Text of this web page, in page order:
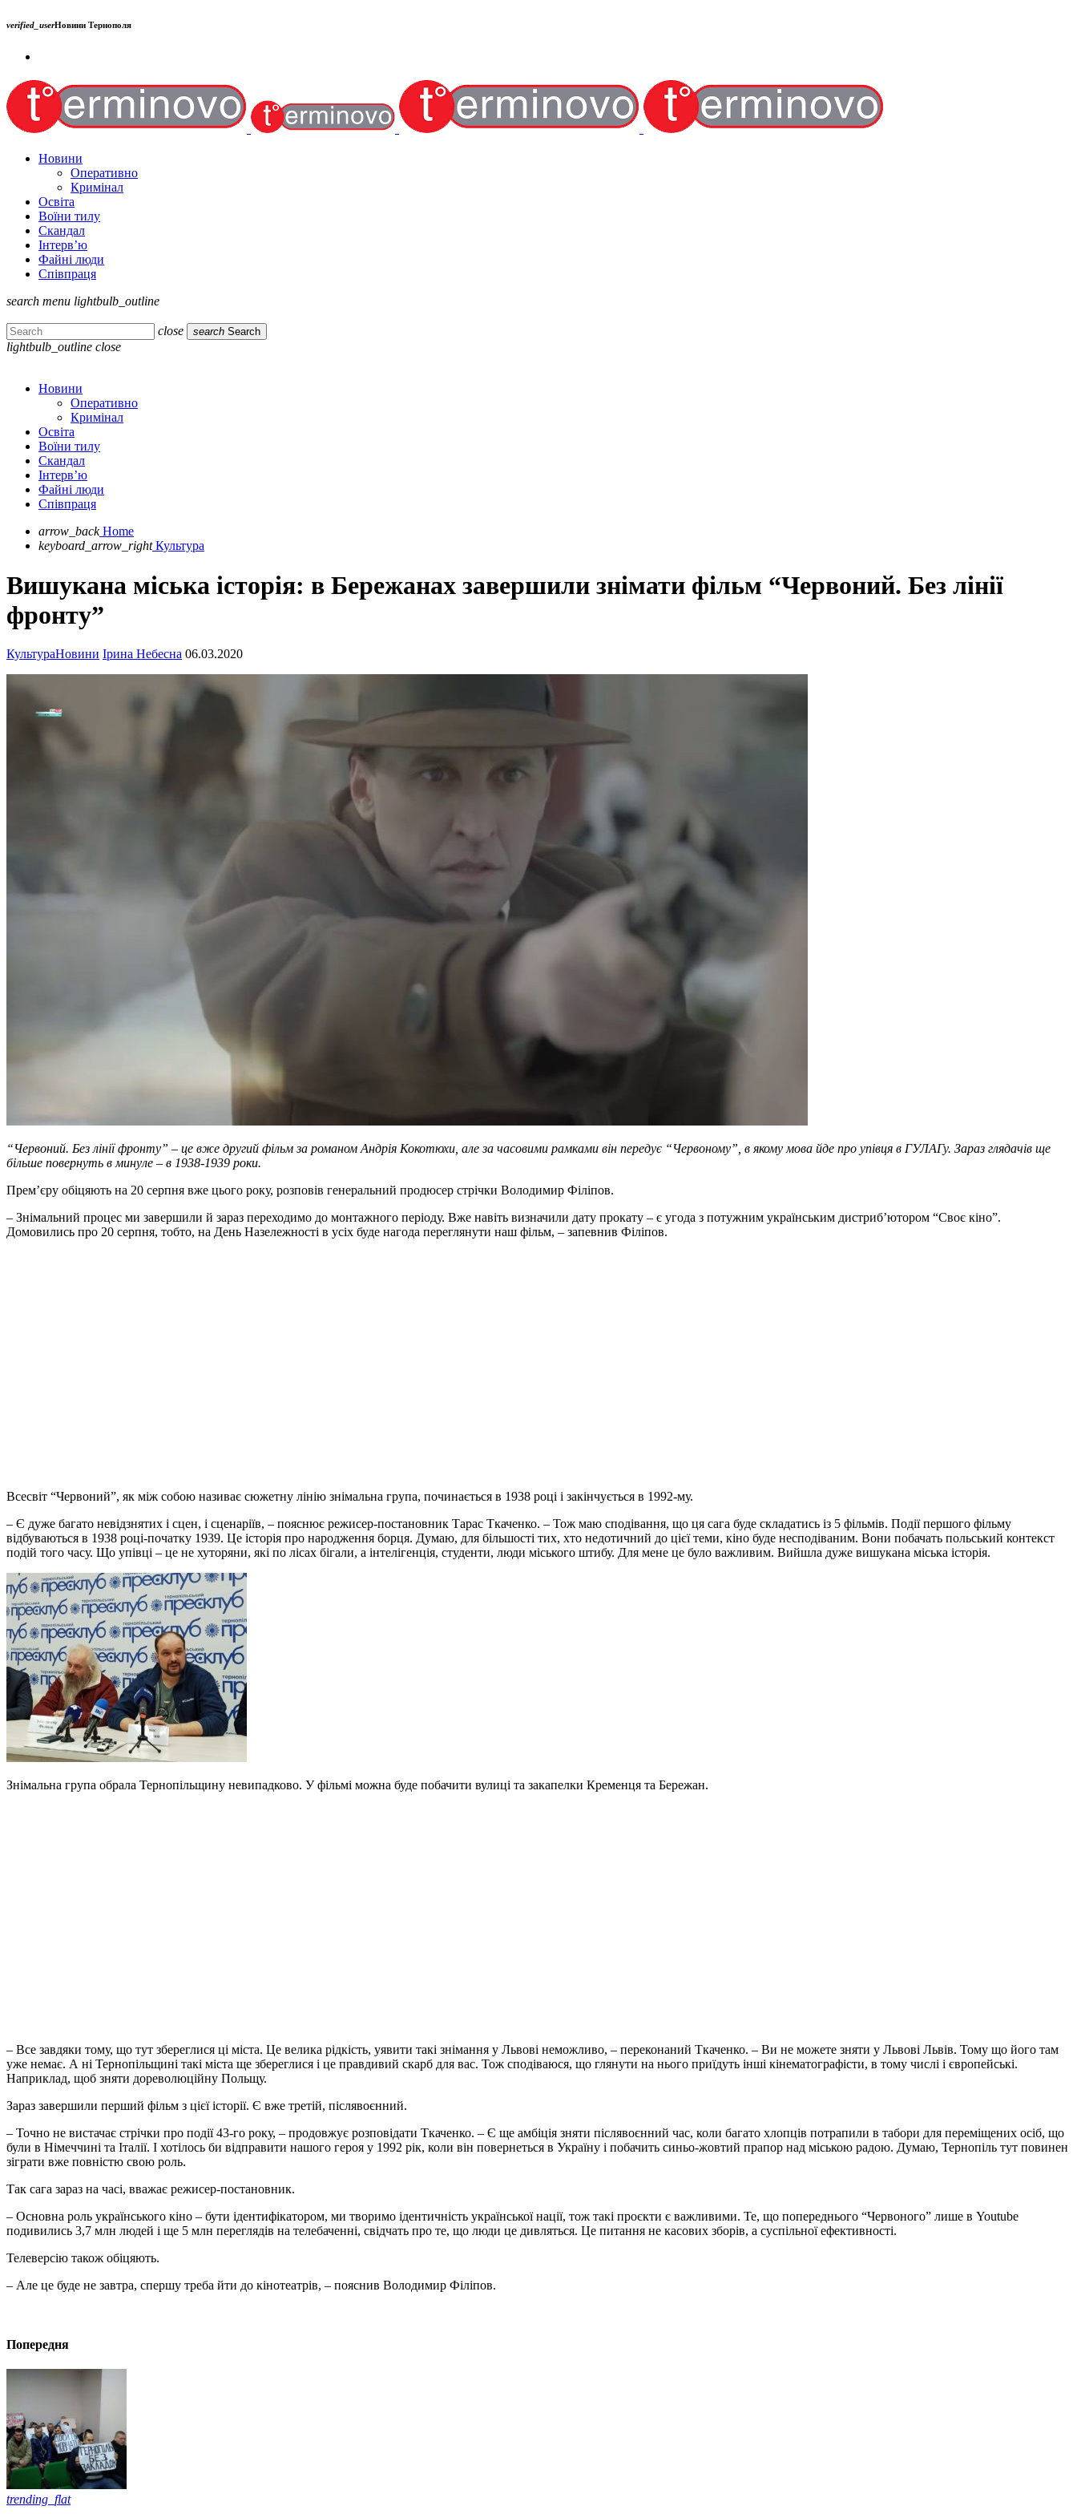
verified_userНовини Тернополя
Новини
Оперативно
Кримінал
Освіта
Воїни тилу
Скандал
Інтерв’ю
Файні люди
Співпраця
search menu lightbulb_outline
close search Search
lightbulb_outline close
Новини
Оперативно
Кримінал
Освіта
Воїни тилу
Скандал
Інтерв’ю
Файні люди
Співпраця
arrow_back Home
keyboard_arrow_right Культура
Вишукана міська історія: в Бережанах завершили знімати фільм “Червоний. Без лінії
фронту”
КультураНовини Ірина Небесна 06.03.2020
“Червоний. Без лінії фронту” – це вже другий фільм за романом Андрія Кокотюхи, але за часовими рамками він передує “Червоному”, в якому мова йде про упівця в ГУЛАГу. Зараз глядачів ще
більше повернуть в минуле – в 1938-1939 роки.
Прем’єру обіцяють на 20 серпня вже цього року, розповів генеральний продюсер стрічки Володимир Філіпов.
– Знімальний процес ми завершили й зараз переходимо до монтажного періоду. Вже навіть визначили дату прокату – є угода з потужним українським дистриб’ютором “Своє кіно”.
Домовились про 20 серпня, тобто, на День Назележності в усіх буде нагода переглянути наш фільм, – запевнив Філіпов.
Всесвіт “Червоний”, як між собою називає сюжетну лінію знімальна група, починається в 1938 році і закінчується в 1992-му.
– Є дуже багато невідзнятих і сцен, і сценаріїв, – пояснює режисер-постановник Тарас Ткаченко. – Тож маю сподівання, що ця сага буде складатись із 5 фільмів. Події першого фільму
відбуваються в 1938 році-початку 1939. Це історія про народження борця. Думаю, для більшості тих, хто недотичний до цієї теми, кіно буде несподіваним. Вони побачать польський контекст
подій того часу. Що упівці – це не хуторяни, які по лісах бігали, а інтелігенція, студенти, люди міського штибу. Для мене це було важливим. Вийшла дуже вишукана міська історія.
Знімальна група обрала Тернопільщину невипадково. У фільмі можна буде побачити вулиці та закапелки Кременця та Бережан.
– Все завдяки тому, що тут збереглися ці міста. Це велика рідкість, уявити такі знімання у Львові неможливо, – переконаний Ткаченко. – Ви не можете зняти у Львові Львів. Тому що його там
уже немає. А ні Тернопільщині такі міста ще збереглися і це правдивий скарб для вас. Тож сподіваюся, що глянути на нього приїдуть інші кінематографісти, в тому числі і європейські.
Наприклад, щоб зняти дореволюційну Польщу.
Зараз завершили перший фільм з цієї історії. Є вже третій, післявоєнний.
– Точно не вистачає стрічки про події 43-го року, – продовжує розповідати Ткаченко. – Є ще амбіція зняти післявоєнний час, коли багато хлопців потрапили в табори для переміщених осіб, що
були в Німеччині та Італії. І хотілось би відправити нашого героя у 1992 рік, коли він повернеться в Україну і побачить синьо-жовтий прапор над міською радою. Думаю, Тернопіль тут повинен
зіграти вже повністю свою роль.
Так сага зараз на часі, вважає режисер-постановник.
– Основна роль українського кіно – бути ідентифікатором, ми творимо ідентичність української нації, тож такі проєкти є важливими. Те, що попереднього “Червоного” лише в Youtube
подивились 3,7 млн людей і ще 5 млн переглядів на телебаченні, свідчать про те, що люди це дивляться. Це питання не касових зборів, а суспільної ефективності.
Телеверсію також обіцяють.
– Але це буде не завтра, спершу треба йти до кінотеатрів, – пояснив Володимир Філіпов.
Попередня
trending_flat